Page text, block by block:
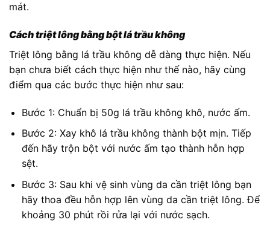
mát.
Cách triệt lông bằng bột lá trầu không
Triệt lông bằng lá trầu không dễ dàng thực hiện. Nếu
bạn chưa biết cách thực hiện như thế nào, hãy cùng
điểm qua các bước thực hiện như sau:
Bước 1: Chuẩn bị 50g lá trầu không khô, nước ấm.
Bước 2: Xay khô lá trầu không thành bột mịn. Tiếp
đến hãy trộn bột với nước ấm tạo thành hỗn hợp
sệt.
Bước 3: Sau khi vệ sinh vùng da cần triệt lông bạn
hãy thoa đều hỗn hợp lên vùng da cần triệt lông. Để
khoảng 30 phút rồi rửa lại với nước sạch.